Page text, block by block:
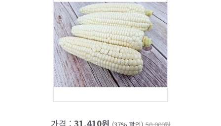
가격 : 31,410원 (37% 할인) 50,000원